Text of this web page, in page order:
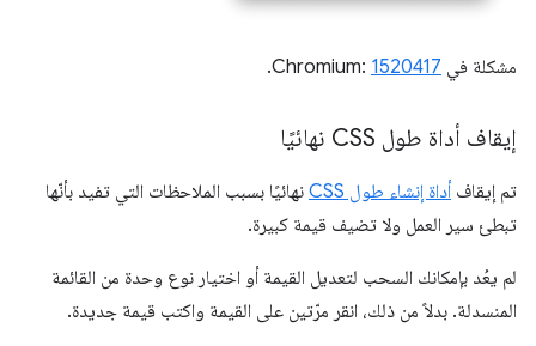
مشكلة في Chromium: 1520417
.
إيقاف أداة طول CSS نهائيًا
تم إيقاف أداة إنشاء طول CSS
نهائيًا بسبب الملاحظات التي تفيد بأنّها
تبطئ سير العمل ولا تضيف قيمة كبيرة.
لم يعُد بإمكانك السحب لتعديل القيمة أو اختيار نوع وحدة من القائمة
المنسدلة. بدلاً من ذلك، انقر مرّتين على القيمة واكتب قيمة جديدة.